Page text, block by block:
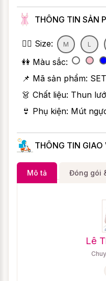
THÔNG TIN SẢN
👯‍♀️ Size: M L
👭 Màu sắc:
📌 Mã sản phẩm:
👗 Chất liệu: Thun
👙 Phụ kiện: Mút
THÔNG TIN GIAO
Mô tả Đóng gói
Lê